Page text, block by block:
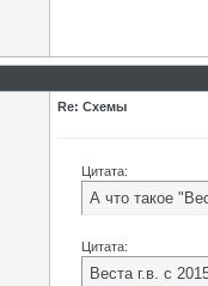
Re: Схемы
Цитата:
А что такое
Цитата:
Веста г.в. с